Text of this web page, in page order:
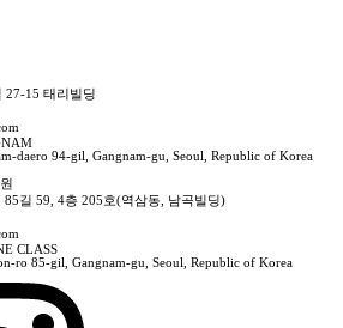
27-15 태리빌딩
daero 94-gil, Gangnam-gu, Seoul, Republic of Korea
길 59, 4층 205호(역삼동, 남곡빌딩)
CLASS
ro 85-gil, Gangnam-gu, Seoul, Republic of Korea